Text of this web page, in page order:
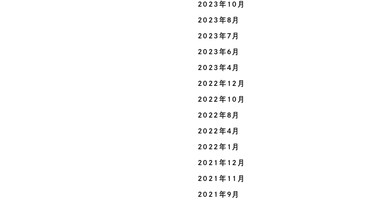
2023年10月
2023年8月
2023年7月
2023年6月
2023年4月
2022年12月
2022年10月
2022年8月
2022年4月
2022年1月
2021年12月
2021年11月
2021年9月